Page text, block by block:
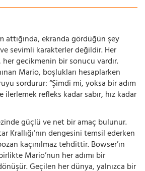
attığında, ekranda gördüğün şey
sevimli karakterler değildir. Her
her gecikmenin bir sonucu vardır.
Mario, boşlukları hesaplarken
sordurur: “Şimdi mi, yoksa bir adım
ilerlemek refleks kadar sabır, hız kadar
güçlü ve net bir amaç bulunur.
Krallığı’nın dengesini temsil ederken
kaçınılmaz tehdittir. Bowser’ın
Mario’nun her adımı bir
Geçilen her dünya, yalnızca bir